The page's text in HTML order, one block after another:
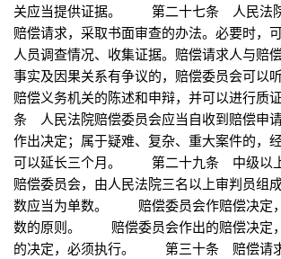
关应当提供证据。 第二十七条 人民法
赔偿请求，采取书面审查的办法。必要时，
人员调查情况、收集证据。赔偿请求人与赔
事实及因果关系有争议的，赔偿委员会可以
赔偿义务机关的陈述和申辩，并可以进行
条 人民法院赔偿委员会应当自收到赔偿申
作出决定；属于疑难、复杂、重大案件的，
可以延长三个月。 第二十九条 中级以上
赔偿委员会，由人民法院三名以上审判员组
数应当为单数。 赔偿委员会作赔偿决定
数的原则。 赔偿委员会作出的赔偿决定
的决定，必须执行。 第三十条 赔偿请